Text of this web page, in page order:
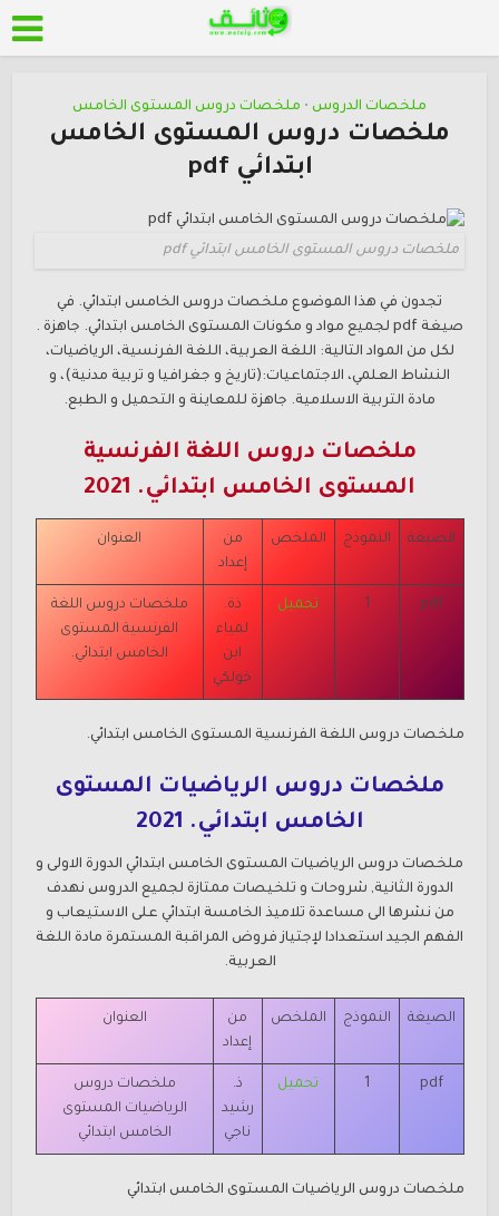
ملخصات الدروس • ملخصات دروس المستوى الخامس
ملخصات دروس المستوى الخامس
ابتدائي pdf
ملخصات دروس المستوى الخامس ابتدائي pdf
تجدون في هذا الموضوع ملخصات دروس الخامس ابتدائي. في
صيغة pdf لجميع مواد و مكونات المستوى الخامس ابتدائي. جاهزة .
لكل من المواد التالية: اللغة العربية، اللغة الفرنسية، الرياضيات،
النشاط العلمي، الاجتماعيات:(تاريخ و جغرافيا و تربية مدنية)، و
مادة التربية الاسلامية. جاهزة للمعاينة و التحميل و الطبع.
ملخصات دروس اللغة الفرنسية
المستوى الخامس ابتدائي. 2021
الصيغة النموذج الملخص
من
إعداد
العنوان
pdf
1 تحميل
ذة.
لمياء
ابن
خولكي
ملخصات دروس اللغة
الفرنسية المستوى
الخامس ابتدائي.
ملخصات دروس اللغة الفرنسية المستوى الخامس ابتدائي.
ملخصات دروس الرياضيات المستوى
الخامس ابتدائي. 2021
ملخصات دروس الرياضيات المستوى الخامس ابتدائي الدورة الاولى و
الدورة الثانية, شروحات و تلخيصات ممتازة لجميع الدروس نهدف
من نشرها الى مساعدة تلاميذ الخامسة ابتدائي على الاستيعاب و
الفهم الجيد استعدادا لإجتياز فروض المراقبة المستمرة مادة اللغة
العربية.
الصيغة النموذج الملخص
من
إعداد
العنوان
pdf
1 تحميل
ذ.
رشيد
ناجي
ملخصات دروس
الرياضيات المستوى
الخامس ابتدائي
ملخصات دروس الرياضيات المستوى الخامس ابتدائي